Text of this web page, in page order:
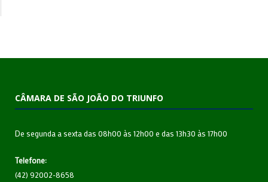
CÂMARA DE SÃO JOÃO DO TRIUNFO
De segunda a sexta das 08h00 às 12h00 e das 13h30 às 17h00
Telefone:
(42) 92002-8658